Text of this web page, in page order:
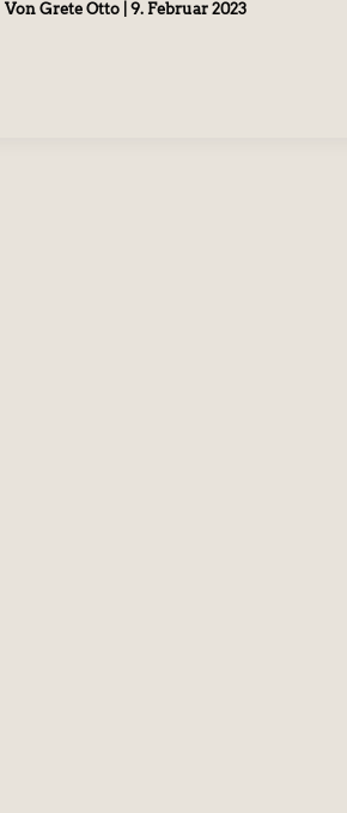
Von Grete Otto 9. Februar 2023